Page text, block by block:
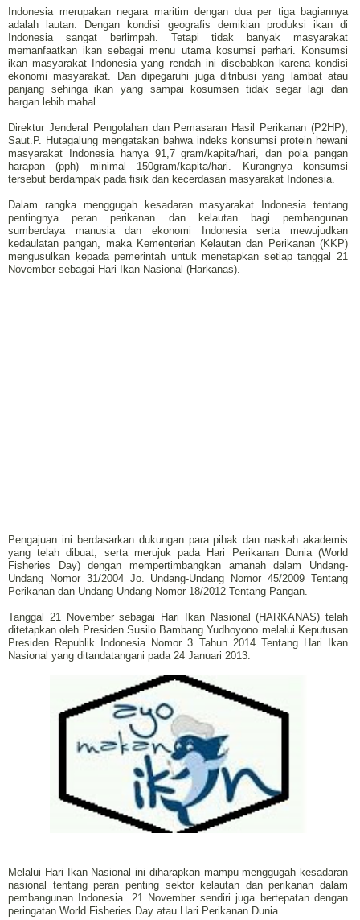
Indonesia merupakan negara maritim dengan dua per tiga bagiannya
adalah lautan. Dengan kondisi geografis demikian produksi ikan di
Indonesia sangat berlimpah. Tetapi tidak banyak masyarakat
memanfaatkan ikan sebagai menu utama kosumsi perhari. Konsumsi
ikan masyarakat Indonesia yang rendah ini disebabkan karena kondisi
ekonomi masyarakat. Dan dipegaruhi juga ditribusi yang lambat atau
panjang sehinga ikan yang sampai kosumsen tidak segar lagi dan
hargan lebih mahal
Direktur Jenderal Pengolahan dan Pemasaran Hasil Perikanan (P2HP),
Saut.P. Hutagalung mengatakan bahwa indeks konsumsi protein hewani
masyarakat Indonesia hanya 91,7 gram/kapita/hari, dan pola pangan
harapan (pph) minimal 150gram/kapita/hari. Kurangnya konsumsi
tersebut berdampak pada fisik dan kecerdasan masyarakat Indonesia.
Dalam rangka menggugah kesadaran masyarakat Indonesia tentang
pentingnya peran perikanan dan kelautan bagi pembangunan
sumberdaya manusia dan ekonomi Indonesia serta mewujudkan
kedaulatan pangan, maka Kementerian Kelautan dan Perikanan (KKP)
mengusulkan kepada pemerintah untuk menetapkan setiap tanggal 21
November sebagai Hari Ikan Nasional (Harkanas).
Pengajuan ini berdasarkan dukungan para pihak dan naskah akademis
yang telah dibuat, serta merujuk pada Hari Perikanan Dunia (World
Fisheries Day) dengan mempertimbangkan amanah dalam Undang-
Undang Nomor 31/2004 Jo. Undang-Undang Nomor 45/2009 Tentang
Perikanan dan Undang-Undang Nomor 18/2012 Tentang Pangan.
Tanggal 21 November sebagai Hari Ikan Nasional (HARKANAS) telah
ditetapkan oleh Presiden Susilo Bambang Yudhoyono melalui Keputusan
Presiden Republik Indonesia Nomor 3 Tahun 2014 Tentang Hari Ikan
Nasional yang ditandatangani pada 24 Januari 2013.
Melalui Hari Ikan Nasional ini diharapkan mampu menggugah kesadaran
nasional tentang peran penting sektor kelautan dan perikanan dalam
pembangunan Indonesia. 21 November sendiri juga bertepatan dengan
peringatan World Fisheries Day atau Hari Perikanan Dunia.